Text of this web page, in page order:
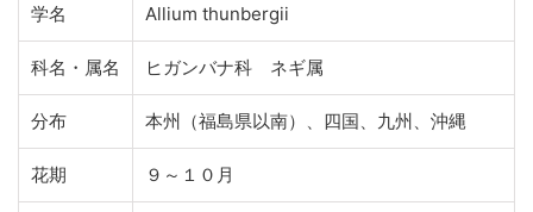
学名 Allium thunbergii
科名・属名 ヒガンバナ科 ネギ属
分布 本州（福島県以南）、四国、九州、沖縄
花期 ９～１０月